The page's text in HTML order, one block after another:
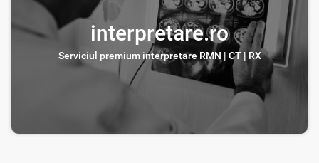
interpretare.ro
Serviciul premium interpretare RMN | CT | RX